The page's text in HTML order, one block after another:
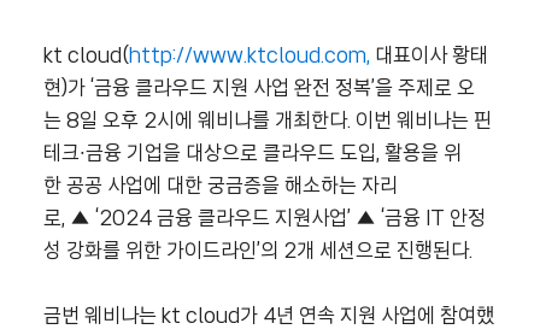
kt cloud(http://www.ktcloud.com, 대표이사 황태
현)가 ‘금융 클라우드 지원 사업 완전 정복’을 주제로 오
는 8일 오후 2시에 웨비나를 개최한다. 이번 웨비나는 핀
테크∙금융 기업을 대상으로 클라우드 도입, 활용을 위
한 공공 사업에 대한 궁금증을 해소하는 자리
로, ▲ ‘2024 금융 클라우드 지원사업’ ▲ ‘금융 IT 안정
성 강화를 위한 가이드라인’의 2개 세션으로 진행된다.
금번 웨비나는 kt cloud가 4년 연속 지원 사업에 참여했